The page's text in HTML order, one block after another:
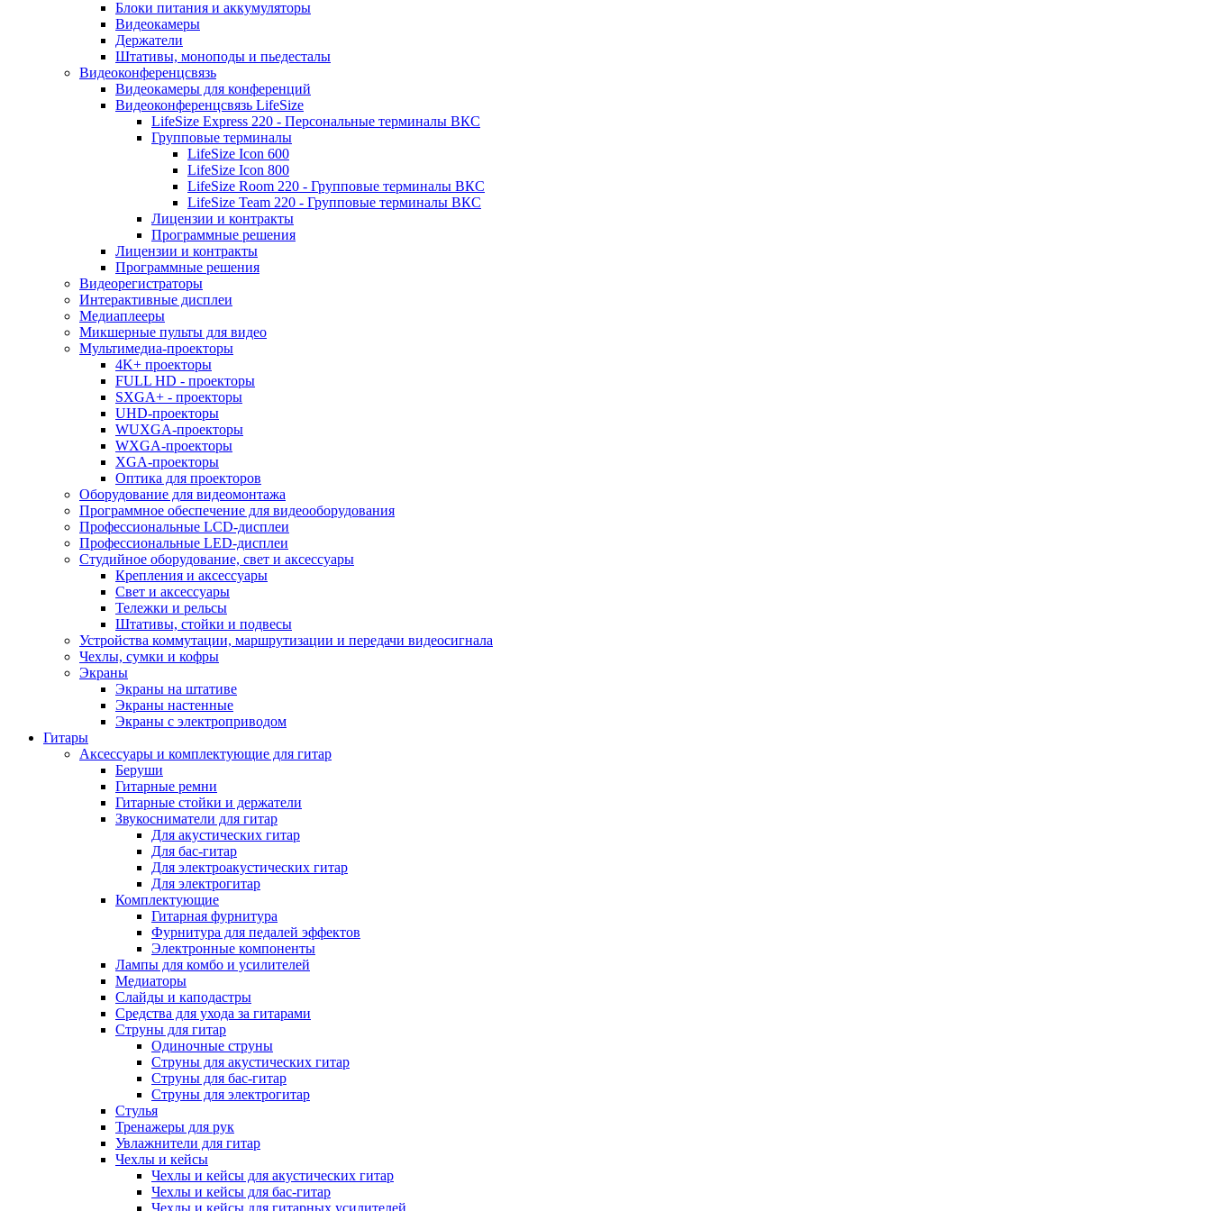
Блоки питания и аккумуляторы
Видеокамеры
Держатели
Штативы, моноподы и пьедесталы
Видеоконференцсвязь
Видеокамеры для конференций
Видеоконференцсвязь LifeSize
LifeSize Express 220 - Персональные терминалы ВКС
Групповые терминалы
LifeSize Icon 600
LifeSize Icon 800
LifeSize Room 220 - Групповые терминалы ВКС
LifeSize Team 220 - Групповые терминалы ВКС
Лицензии и контракты
Программные решения
Лицензии и контракты
Программные решения
Видеорегистраторы
Интерактивные дисплеи
Медиаплееры
Микшерные пульты для видео
Мультимедиа-проекторы
4K+ проекторы
FULL HD - проекторы
SXGA+ - проекторы
UHD-проекторы
WUXGA-проекторы
WXGA-проекторы
XGA-проекторы
Оптика для проекторов
Оборудование для видеомонтажа
Программное обеспечение для видеооборудования
Профессиональные LCD-дисплеи
Профессиональные LED-дисплеи
Студийное оборудование, свет и аксессуары
Крепления и аксессуары
Свет и аксессуары
Тележки и рельсы
Штативы, стойки и подвесы
Устройства коммутации, маршрутизации и передачи видеосигнала
Чехлы, сумки и кофры
Экраны
Экраны на штативе
Экраны настенные
Экраны с электроприводом
Гитары
Аксессуары и комплектующие для гитар
Беруши
Гитарные ремни
Гитарные стойки и держатели
Звукосниматели для гитар
Для акустических гитар
Для бас-гитар
Для электроакустических гитар
Для электрогитар
Комплектующие
Гитарная фурнитура
Фурнитура для педалей эффектов
Электронные компоненты
Лампы для комбо и усилителей
Медиаторы
Слайды и каподастры
Средства для ухода за гитарами
Струны для гитар
Одиночные струны
Струны для акустических гитар
Струны для бас-гитар
Струны для электрогитар
Стулья
Тренажеры для рук
Увлажнители для гитар
Чехлы и кейсы
Чехлы и кейсы для акустических гитар
Чехлы и кейсы для бас-гитар
Чехлы и кейсы для гитарных усилителей